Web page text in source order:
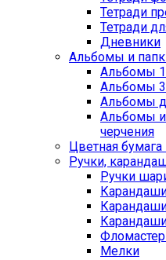
Тетради
Тетради
Дневники
Альбомы и
Альбомы
Альбомы
Альбомы
Альбомы и
черчения
Цветная бумага
Ручки,
Ручки
Мелки